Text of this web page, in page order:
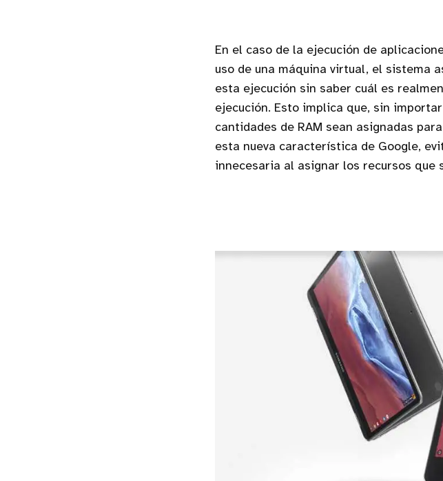
En el caso de la ejecución de
uso de una máquina virtual, el sistema
esta ejecución sin saber cuál es
ejecución. Esto implica que, sin
cantidades de RAM sean asignadas
esta nueva característica de Google,
innecesaria al asignar los recursos que